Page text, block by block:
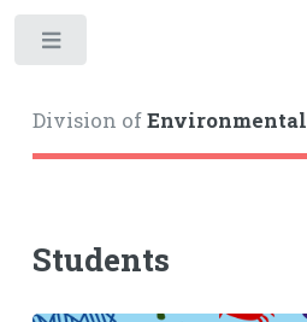
Division ofEnvironmental
Students